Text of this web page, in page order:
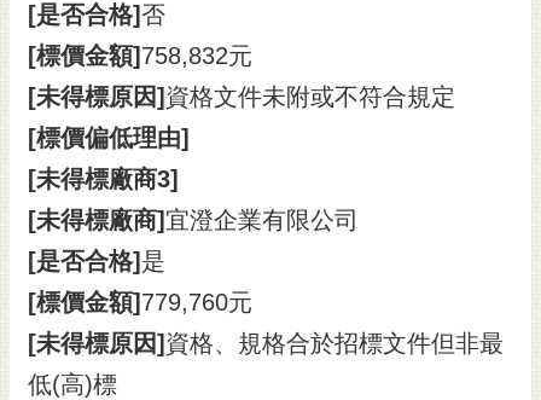
[是否合格]否
[標價金額] 758,832元
[未得標原因] 資格文件未附或不符合規定
[標價偏低理由]
[未得標廠商3]
[未得標廠商] 宜澄企業有限公司
[是否合格] 是
[標價金額] 779,760元
[未得標原因] 資格、規格合於招標文件但非最
低(高)標